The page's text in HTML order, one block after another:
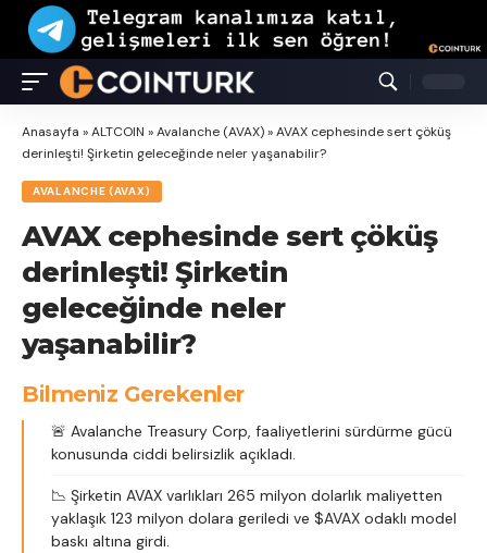
Anasayfa »ALTCOIN »Avalanche (AVAX)»AVAX cephesinde sert çöküş
derinleşti! Şirketin geleceğinde neler yaşanabilir?
AVALANCHE (AVAX)
AVAX cephesinde sert çöküş
derinleşti! Şirketin
geleceğinde neler
yaşanabilir?
Bilmeniz Gerekenler
🚨 Avalanche Treasury Corp, faaliyetlerini sürdürme gücü
konusunda ciddi belirsizlik açıkladı.
📉 Şirketin AVAX varlıkları 265 milyon dolarlık maliyetten
yaklaşık 123 milyon dolara geriledi ve $AVAX odaklı model
baskı altına girdi.